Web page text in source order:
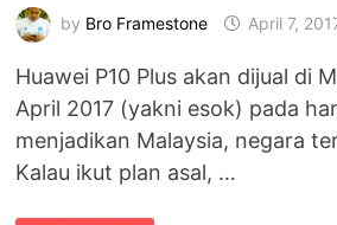
by Bro Framestone April 7,
Huawei P10 Plus akan dijual di
April 2017 (yakni esok) pada
menjadikan Malaysia, negara
Kalau ikut plan asal, …